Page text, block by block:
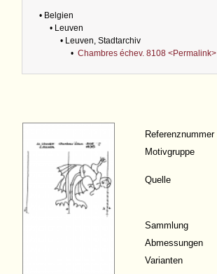
• Belgien
• Leuven
• Leuven, Stadtarchiv
•Chambres échev. 8108 <Permalink>
Referenznummer
Motivgruppe
Quelle
Sammlung
Abmessungen
Varianten